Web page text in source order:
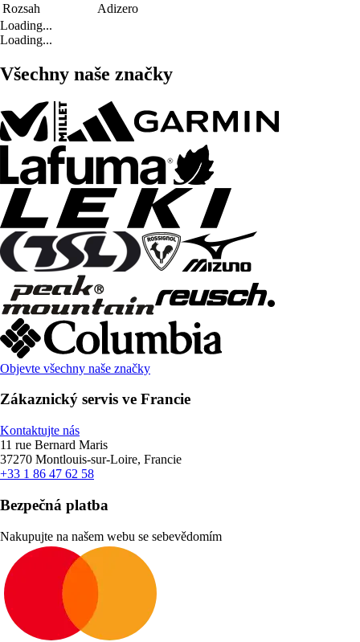
Rozsah
Adizero
Loading...
Loading...
Všechny naše značky
Objevte všechny naše značky
Zákaznický servis ve Francie
Kontaktujte nás
11 rue Bernard Maris
37270 Montlouis-sur-Loire, Francie
+33 1 86 47 62 58
Bezpečná platba
Nakupujte na našem webu se sebevědomím